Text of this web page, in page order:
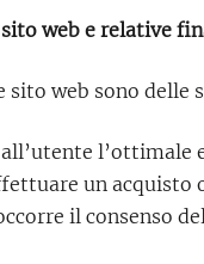
web e relative
web sono delle
l’ottimale
un
il consenso